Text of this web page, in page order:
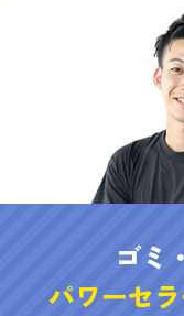
ゴミ
パワーセ